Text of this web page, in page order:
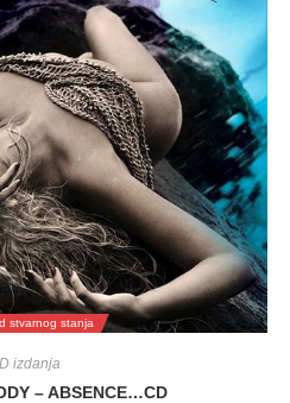
stvarnog stanja
izdanja
– ABSENCE…CD